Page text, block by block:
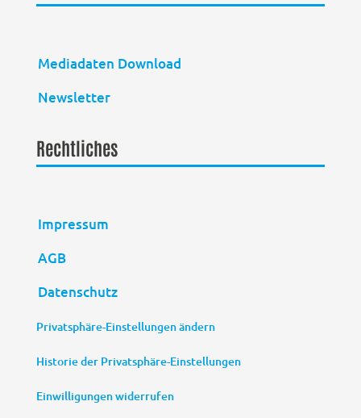
Mediadaten Download
Newsletter
Rechtliches
Impressum
AGB
Datenschutz
Privatsphäre-Einstellungen ändern
Historie der Privatsphäre-Einstellungen
Einwilligungen widerrufen